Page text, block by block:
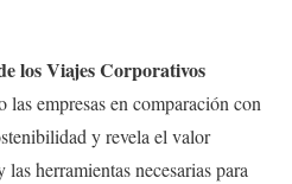
los Viajes Corporativos
las empresas en comparación con
y revela el valor
herramientas necesarias para